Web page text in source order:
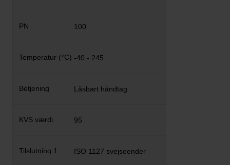
100
-40 - 245
Låsbart håndtag
95
ISO 1127 svejseender